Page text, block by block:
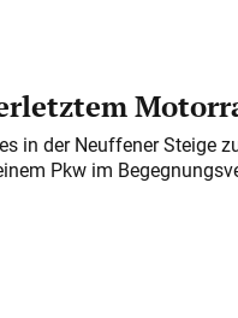
in der Neuffener Steige
Pkw im